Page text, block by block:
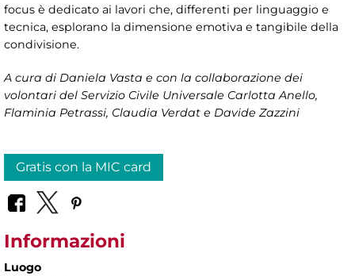
focus è dedicato ai lavori che, differenti per linguaggio e
tecnica, esplorano la dimensione emotiva e tangibile della
condivisione.
A cura di Daniela Vasta e con la collaborazione dei
volontari del Servizio Civile Universale Carlotta Anello,
Flaminia Petrassi, Claudia Verdat e Davide Zazzini
Gratis con la MIC card
Informazioni
Luogo